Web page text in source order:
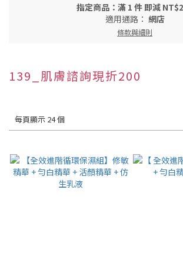
指定商品：滿 1 件 即減
適用通路： 網店
條款與細則
139_肌膚諮詢現折200
每頁顯示 24 個